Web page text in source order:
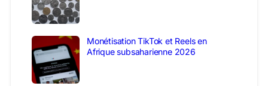
Monétisation TikTok et Reels en
Afrique subsaharienne 2026